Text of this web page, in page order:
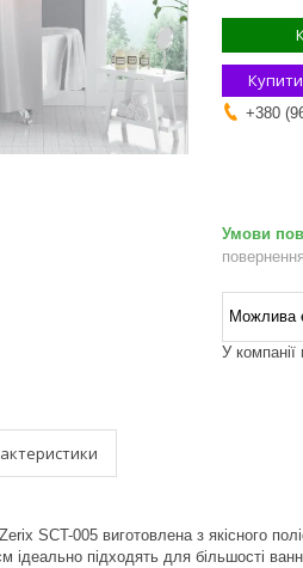
+380
У
SCT-005 виготовлена з якісного
ідеально підходять для більшості